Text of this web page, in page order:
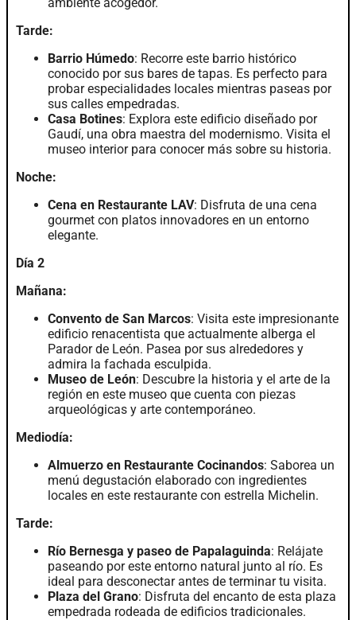
Tarde:
Barrio Húmedo: Recorre este barrio histórico
conocido por sus bares de tapas. Es perfecto para
probar especialidades locales mientras paseas por
sus calles empedradas.
Casa Botines: Explora este edificio diseñado por
Gaudí, una obra maestra del modernismo. Visita el
museo interior para conocer más sobre su historia.
Noche:
Cena en Restaurante LAV: Disfruta de una cena
gourmet con platos innovadores en un entorno
elegante.
Día 2
Mañana:
Convento de San Marcos: Visita este impresionante
edificio renacentista que actualmente alberga el
Parador de León. Pasea por sus alrededores y
admira la fachada esculpida.
Museo de León: Descubre la historia y el arte de la
región en este museo que cuenta con piezas
arqueológicas y arte contemporáneo.
Mediodía:
Almuerzo en Restaurante Cocinandos: Saborea un
menú degustación elaborado con ingredientes
locales en este restaurante con estrella Michelin.
Tarde:
Río Bernesga y paseo de Papalaguinda: Relájate
paseando por este entorno natural junto al río. Es
ideal para desconectar antes de terminar tu visita.
Plaza del Grano: Disfruta del encanto de esta plaza
empedrada rodeada de edificios tradicionales.